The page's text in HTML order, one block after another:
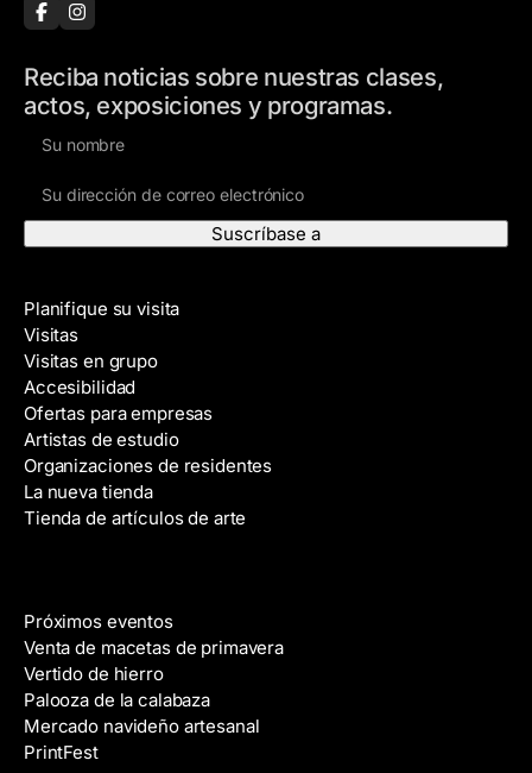
Reciba noticias sobre nuestras clases,
actos, exposiciones y programas.
c
i
ó
n
d
e
c
o
r
e
l
e
c
t
r
Planifique su visita
Visitas
Visitas en grupo
Accesibilidad
Ofertas para empresas
Artistas de estudio
Organizaciones de residentes
La nueva tienda
Tienda de artículos de arte
Próximos eventos
Venta de macetas de primavera
Vertido de hierro
Palooza de la calabaza
Mercado navideño artesanal
PrintFest